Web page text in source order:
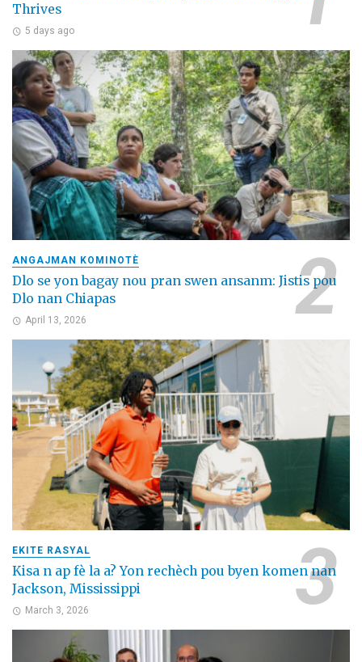
Thrives
5 days ago
ANGAJMAN KOMINOTÈ
Dlo se yon bagay nou pran swen ansanm: Jistis pou
Dlo nan Chiapas
April 13, 2026
EKITE RASYAL
Kisa n ap fè la a? Yon rechèch pou byen komen nan
Jackson, Mississippi
March 3, 2026